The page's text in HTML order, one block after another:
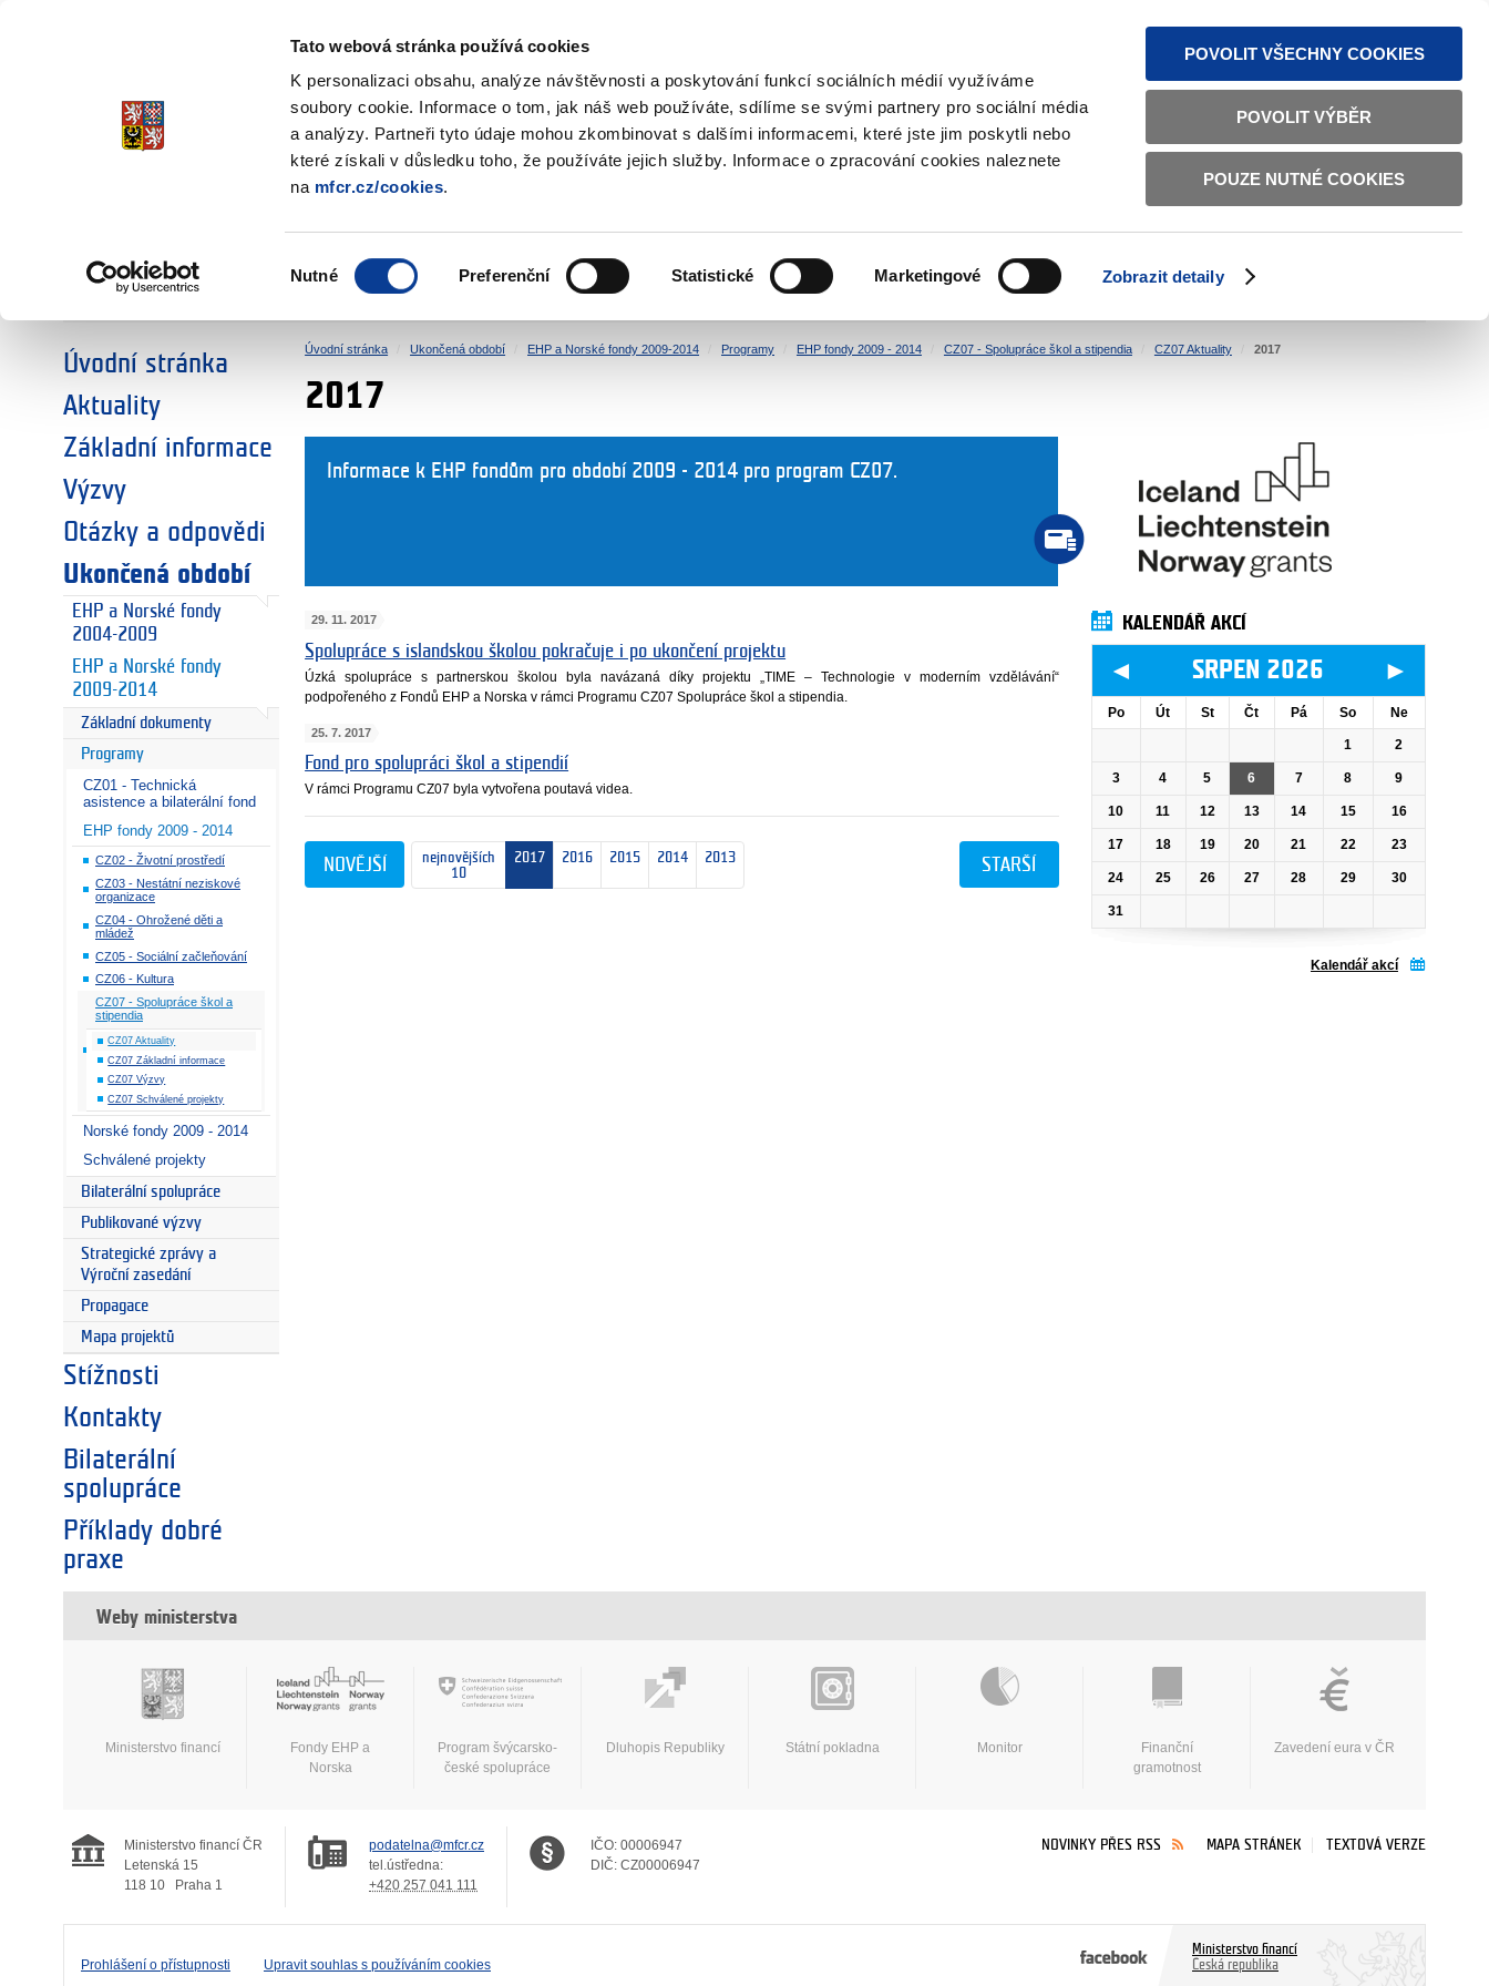
Tato webová stránka používá cookies
K personalizaci obsahu, analýze návštěvnosti a poskytování funkcí sociálních médií využíváme
soubory cookie. Informace o tom, jak náš web používáte, sdílíme se svými partnery pro sociální média
a analýzy. Partneři tyto údaje mohou zkombinovat s dalšími informacemi, které jste jim poskytli nebo
které získali v důsledku toho, že používáte jejich služby. Informace o zpracování cookies naleznete
na mfcr.cz/cookies.
souhlasu
Nutné Preferenční Statistické Marketingové Zobrazit detaily
POVOLIT VŠECHNY COOKIES
POVOLIT VÝBĚR
POUZE NUTNÉ COOKIES
TEXTOVÁ VERZE ČESKY ENGLISH
Fondy EHP a Norska
ZVOLTE SI OBLAST:
SOCIÁLNÍ DIALOG ŽIVOTNÍ PROSTŘEDÍ LIDSKÁ PRÁVA SPRAVEDLNOST VNITŘNÍ VĚCI BILATERÁLNÍ SPOLUPRÁCE
Úvodní stránka
Aktuality
Základní informace
Výzvy
Otázky a odpovědi
Ukončená období
EHP a Norské fondy
2004-2009
EHP a Norské fondy
2009-2014
Základní dokumenty
Programy
CZ01 - Technická
asistence a bilaterální fond
EHP fondy 2009 - 2014
CZ02 - Životní prostředí
CZ03 - Nestátní neziskové
organizace
CZ04 - Ohrožené děti a
mládež
CZ05 - Sociální začleňování
CZ06 - Kultura
CZ07 - Spolupráce škol a
stipendia
CZ07 Aktuality
CZ07 Základní informace
CZ07 Výzvy
CZ07 Schválené projekty
Norské fondy 2009 - 2014
Schválené projekty
Bilaterální spolupráce
Publikované výzvy
Strategické zprávy a
Výroční zasedání
Propagace
Mapa projektů
Stížnosti
Kontakty
Bilaterální
spolupráce
Příklady dobré
praxe
Úvodní stránka Ukončená období EHP a Norské fondy 2009-2014 Programy EHP fondy 2009 - 2014 CZ07 - Spolupráce škol a stipendia CZ07 Aktuality 2017
2017
Informace k EHP fondům pro období 2009 - 2014 pro program CZ07.
29. 11. 2017
Spolupráce s islandskou školou pokračuje i po ukončení projektu
Úzká spolupráce s partnerskou školou byla navázaná díky projektu „TIME – Technologie v moderním vzdělávání“
podpořeného z Fondů EHP a Norska v rámci Programu CZ07 Spolupráce škol a stipendia.
25. 7. 2017
Fond pro spolupráci škol a stipendií
V rámci Programu CZ07 byla vytvořena poutavá videa.
nejnovějších
10
2017 2016 2015 2014 2013
NOVĚJŠÍ STARŠÍ
KALENDÁŘ AKCÍ
◄ SRPEN 2026 ►
Po Út St Čt Pá So Ne
1 2
3 4 5 6 7 8 9
10 11 12 13 14 15 16
17 18 19 20 21 22 23
24 25 26 27 28 29 30
31
Kalendář akcí
Weby ministerstva
Ministerstvo financí
Fondy EHP a
Norska
Program švýcarsko-
české spolupráce
Dluhopis Republiky Státní pokladna Monitor
Finanční
gramotnost
Zavedení eura v ČR
Ministerstvo financí ČR
Letenská 15
118 10
Praha 1
podatelna@mfcr.cz
tel.ústředna:
+420 257 041 111
IČO: 00006947
DIČ: CZ00006947
NOVINKY PŘES RSS MAPA STRÁNEK TEXTOVÁ VERZE
Prohlášení o přístupnosti Upravit souhlas s používáním cookies
Ministerstvo financí
Česká republika